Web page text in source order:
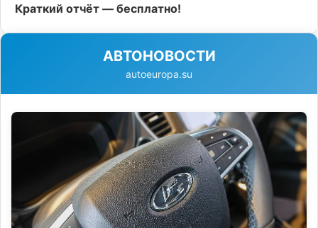
Краткий отчёт — бесплатно!
АВТОНОВОСТИ
autoeuropa.su